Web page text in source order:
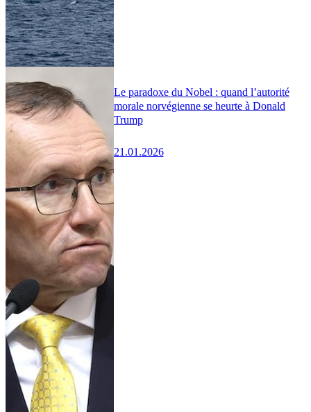
Le paradoxe du Nobel : quand l’autorité
morale norvégienne se heurte à Donald
Trump
21.01.2026